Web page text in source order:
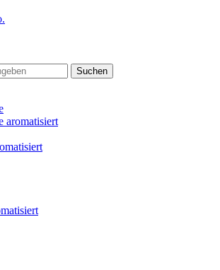
Suchen
aromatisiert